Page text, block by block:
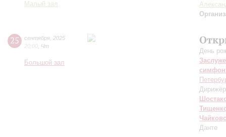
Малый зал
25 сентября 2025
20:00 Чт
Большой зал
День
Данте